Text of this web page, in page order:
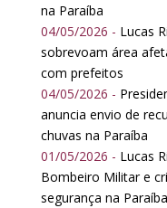
na Paraíba
04/05/2026 - Lucas
sobrevoam área
com prefeitos
04/05/2026 -
anuncia envio de
chuvas na Paraíba
01/05/2026 - Lucas
Bombeiro Militar e
segurança na Paraíba